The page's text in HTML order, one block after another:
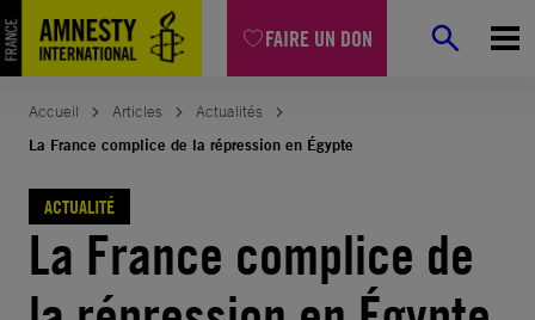
FAIRE UN DON
Aller
au
contenu
Accueil Articles
Actualités
La France complice de la répression en Égypte
ACTUALITÉ
La France complice de